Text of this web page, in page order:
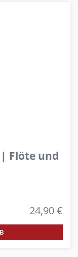
Flöte und
24,90 €